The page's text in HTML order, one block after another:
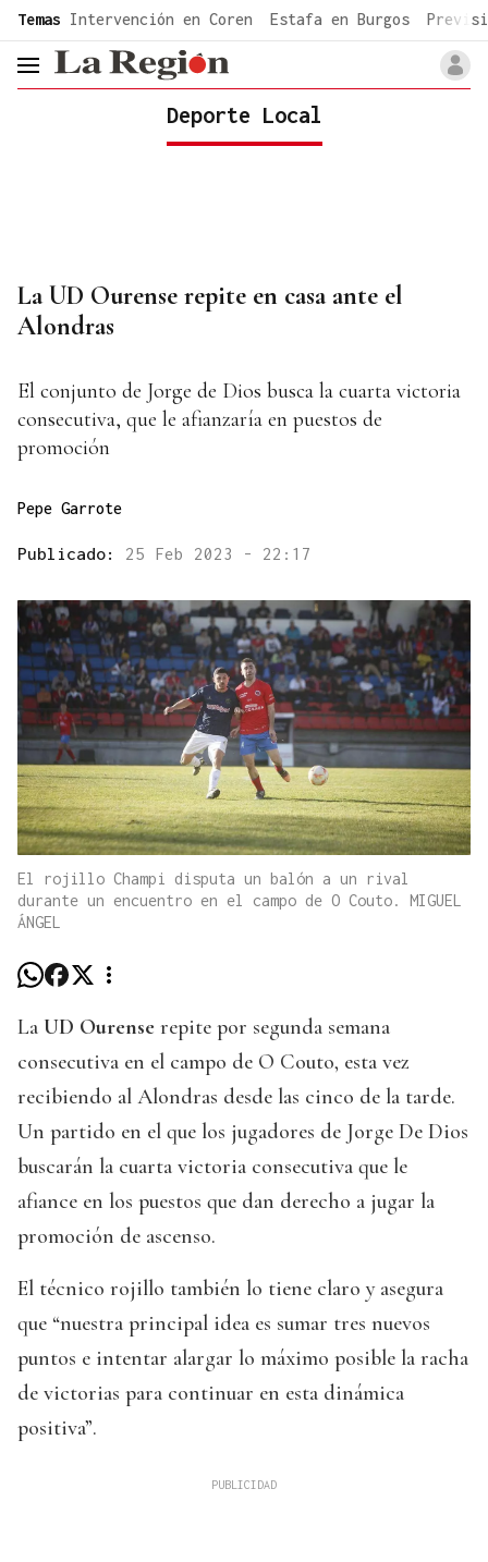
common.go-to-content
Temas Intervención en Coren Estafa en Burgos
header.menu.open
Deporte Local
La UD Ourense repite en casa ante el
Alondras
El conjunto de Jorge de Dios busca la cuarta victoria
consecutiva, que le afianzaría en puestos de
promoción
Pepe Garrote
Publicado: 25 Feb 2023 - 22:17
El rojillo Champi disputa un balón a un rival
durante un encuentro en el campo de O Couto. MIGUEL
ÁNGEL
La UD Ourense repite por segunda semana
consecutiva en el campo de O Couto, esta vez
recibiendo al Alondras desde las cinco de la tarde.
Un partido en el que los jugadores de Jorge De Dios
buscarán la cuarta victoria consecutiva que le
afiance en los puestos que dan derecho a jugar la
promoción de ascenso.
El técnico rojillo también lo tiene claro y asegura
que “nuestra principal idea es sumar tres nuevos
puntos e intentar alargar lo máximo posible la racha
de victorias para continuar en esta dinámica
positiva”.